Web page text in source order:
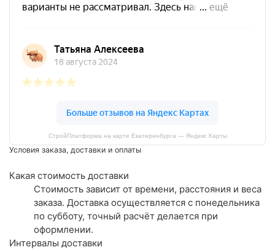
СтройПлатформа на карте Екатеринбурга — Яндекс Карты
Условия заказа, доставки и оплаты
Какая стоимость доставки
Стоимость зависит от времени, расстояния и веса
заказа. Доставка осуществляется с понедельника
по субботу, точный расчёт делается при
оформлении.
Интервалы доставки